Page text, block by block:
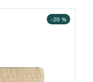
-20 %